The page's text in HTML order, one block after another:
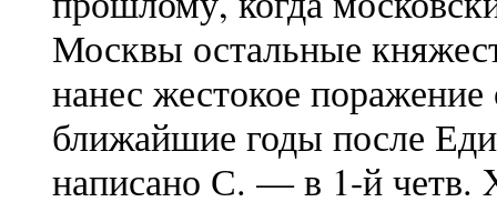
Москвы остальные
нанес жестокое
ближайшие годы после
написано С. — в 1-й четв.